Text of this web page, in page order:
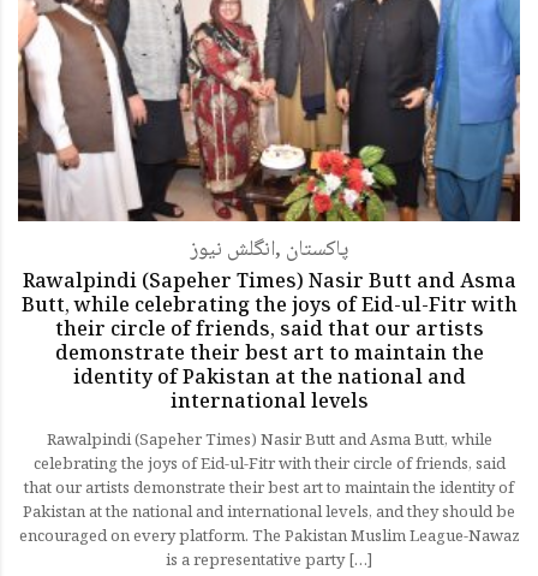
انگلش نیوز, پاکستان
Rawalpindi (Sapeher Times) Nasir Butt and Asma
Butt, while celebrating the joys of Eid-ul-Fitr with
their circle of friends, said that our artists
demonstrate their best art to maintain the
identity of Pakistan at the national and
international levels
Rawalpindi (Sapeher Times) Nasir Butt and Asma Butt, while
celebrating the joys of Eid-ul-Fitr with their circle of friends, said
that our artists demonstrate their best art to maintain the identity of
Pakistan at the national and international levels, and they should be
encouraged on every platform. The Pakistan Muslim League-Nawaz
is a representative party […]